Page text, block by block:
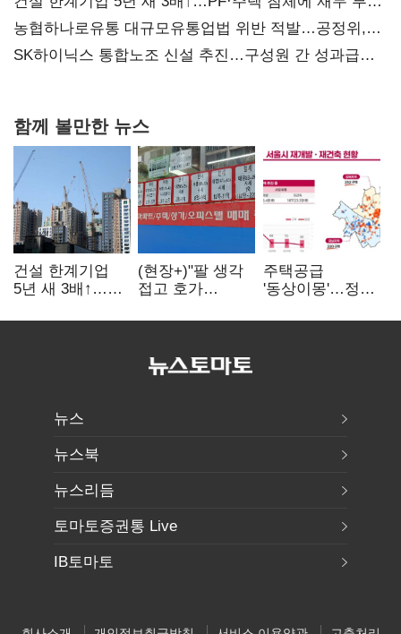
확대
농협하나로유통 대규모유통업법 위반 적발…공정위,
과징금 4억6200만원 부과
SK하이닉스 통합노조 신설 추진…구성원 간 성과급
함께 볼만한 뉴스
건설 한계기업
5년 새 3배↑…
재무 부담 확대
(현장+)"팔 생각
접고 호가
똘똘한 한 채'
주택공급
'동상이몽'…정부
없으면 '공수표'
뉴스
뉴스북
뉴스리듬
토마토증권통 Live
IB토마토